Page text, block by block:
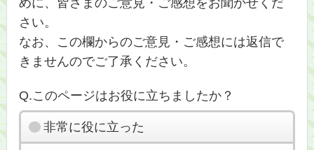
めに、皆さまのご意見・ご感想をお聞かせくだ
さい。
なお、この欄からのご意見・ご感想には返信で
きませんのでご了承ください。
Q.このページはお役に立ちましたか？
非常に役に立った